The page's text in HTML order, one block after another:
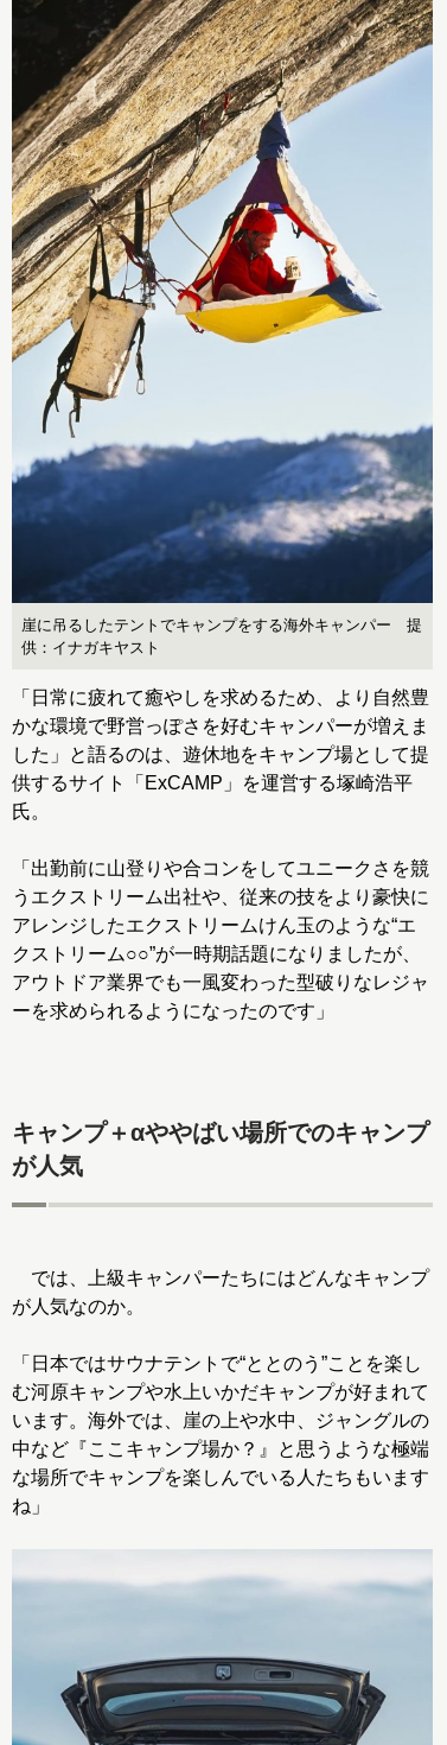
崖に吊るしたテントでキャンプをする海外キャンパー 提
供：イナガキヤスト
「日常に疲れて癒やしを求めるため、より自然豊
かな環境で野営っぽさを好むキャンパーが増えま
した」と語るのは、遊休地をキャンプ場として提
供するサイト「ExCAMP」を運営する塚崎浩平
氏。
「出勤前に山登りや合コンをしてユニークさを競
うエクストリーム出社や、従来の技をより豪快に
アレンジしたエクストリームけん玉のような“エ
クストリーム○○”が一時期話題になりましたが、
アウトドア業界でも一風変わった型破りなレジャ
ーを求められるようになったのです」
キャンプ＋αややばい場所でのキャンプ
が人気
では、上級キャンパーたちにはどんなキャンプ
が人気なのか。
「日本ではサウナテントで“ととのう”ことを楽し
む河原キャンプや水上いかだキャンプが好まれて
います。海外では、崖の上や水中、ジャングルの
中など『ここキャンプ場か？』と思うような極端
な場所でキャンプを楽しんでいる人たちもいます
ね」